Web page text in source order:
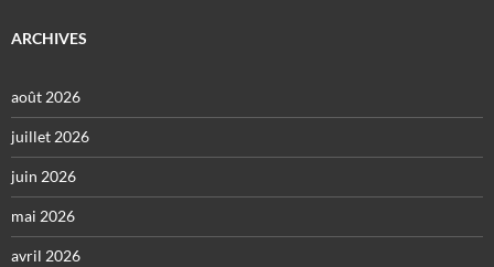
ARCHIVES
août 2026
juillet 2026
juin 2026
mai 2026
avril 2026